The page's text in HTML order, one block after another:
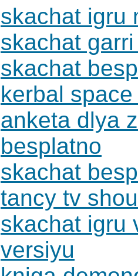
skachat igru
skachat
skachat
kerbal
anketa dlya
besplatno
skachat
tancy tv
skachat igru
versiyu